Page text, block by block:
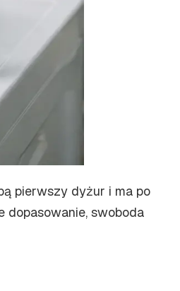
pierwszy dyżur i ma po
dopasowanie, swoboda